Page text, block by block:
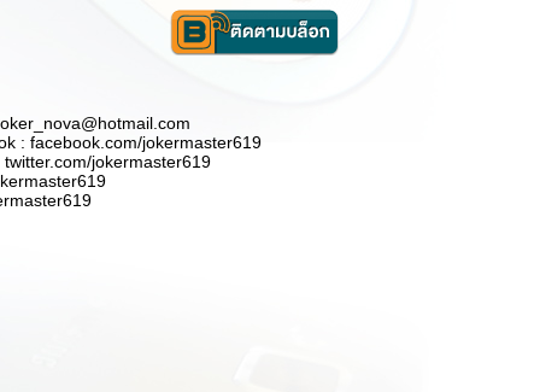
: facebook.com/jokermaster619
twitter.com/jokermaster619